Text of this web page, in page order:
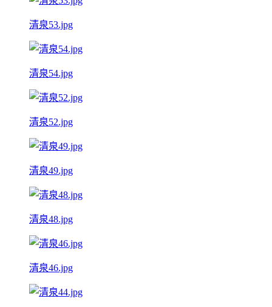
清泉53.jpg
清泉54.jpg
清泉52.jpg
清泉49.jpg
清泉48.jpg
清泉46.jpg